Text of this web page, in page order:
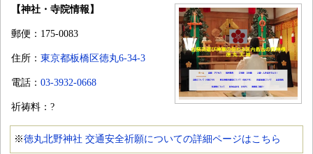
【神社・寺院情報】
郵便：175-0083
住所： 東京都板橋区徳丸6-34-3
電話： 03-3932-0668
祈祷料：?
※徳丸北野神社 交通安全祈願についての詳細ページはこちら